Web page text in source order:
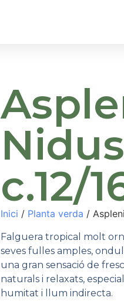
Nidus
c.12/
Inici / Planta verda /
Falguera tropical molt
seves fulles amples,
una gran sensació de
naturals i relaxats,
humitat i llum indirecta.